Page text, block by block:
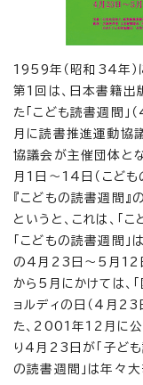
1959年（昭和34年）
第1回は、日本書籍出
た「こども読書週間
月に読書推進運動協
協議会が主催団体とな
月1日～14日（こども
『こどもの読書週間』
というと、これは、「
「こどもの読書週間
の4月23日～5月12
から5月にかけては、
ョルディの日（4月23
た、2001年12月に公
り4月23日が「子ども
の読書週間」は年々大